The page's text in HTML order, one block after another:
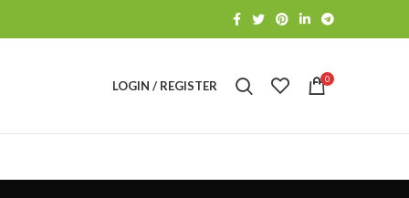
LOGIN / REGISTER 0